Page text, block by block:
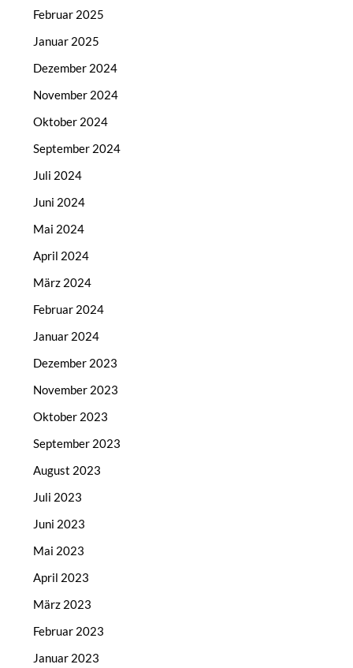
Februar 2025
Januar 2025
Dezember 2024
November 2024
Oktober 2024
September 2024
Juli 2024
Juni 2024
Mai 2024
April 2024
März 2024
Februar 2024
Januar 2024
Dezember 2023
November 2023
Oktober 2023
September 2023
August 2023
Juli 2023
Juni 2023
Mai 2023
April 2023
März 2023
Februar 2023
Januar 2023